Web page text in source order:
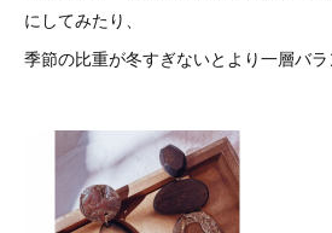
にしてみたり、
季節の比重が冬すぎないとより一層バ